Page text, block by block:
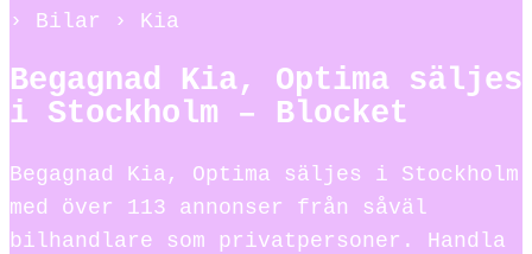
› Bilar › Kia
Begagnad Kia, Optima säljes
i Stockholm – Blocket
Begagnad Kia, Optima säljes i Stockholm
med över 113 annonser från såväl
bilhandlare som privatpersoner. Handla